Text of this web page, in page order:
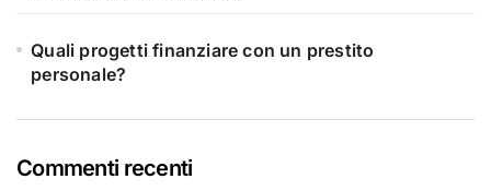
Quali progetti finanziare con un prestito
personale?
Commenti recenti